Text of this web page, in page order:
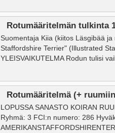
Rotumääritelmän tulkinta
Suomentaja Kiia (kiitos Läsgibää
Staffordshire Terrier" (Illustrated
YLEISVAIKUTELMA Rodun tulisi
Rotumääritelmä (+
LOPUSSA SANASTO KOIRAN
Ryhmä: 3 FCI:n numero: 286